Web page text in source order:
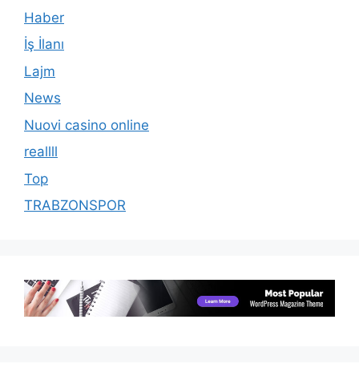
Haber
İş İlanı
Lajm
News
Nuovi casino online
reallll
Top
TRABZONSPOR